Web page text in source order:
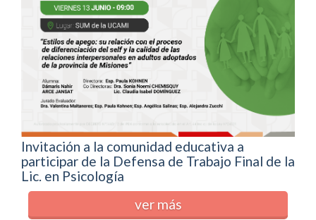
Invitación a la comunidad educativa a
participar de la Defensa de Trabajo Final de la
Lic. en Psicología
ver más